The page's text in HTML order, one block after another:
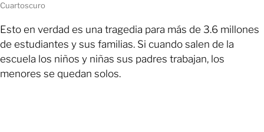
Cuartoscuro
Esto en verdad es una tragedia para más de 3.6 millones
de estudiantes y sus familias. Si cuando salen de la
escuela los niños y niñas sus padres trabajan, los
menores se quedan solos.